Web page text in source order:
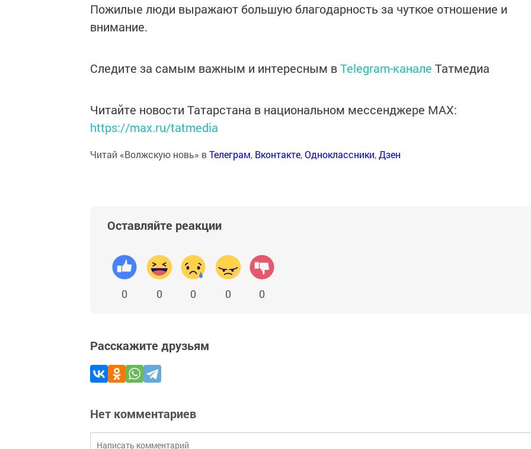
Пожилые люди выражают большую благодарность за чуткое отношение и
внимание.
Следите за самым важным и интересным вTelegram-канале Татмедиа
Читайте новости Татарстана в национальном мессенджере MАХ:
https://max.ru/tatmedia
Читай «Волжскую новь» вТелеграм, Вконтакте,Одноклассники,Дзен
Оставляйте реакции
0 0 0 0 0
Расскажите друзьям
Нет комментариев